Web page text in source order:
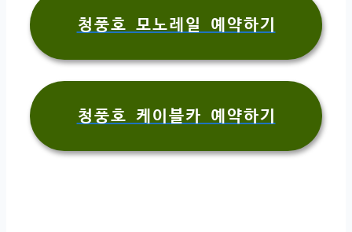
청풍호 모노레일 예약하기
청풍호 케이블카 예약하기